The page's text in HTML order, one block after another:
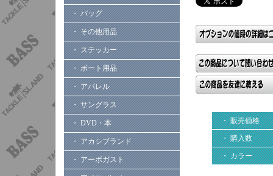
・ バッグ
・ その他用品
・ ステッカー
・ ボート用品
・ アパレル
・ サングラス
・ DVD・本
・ アカシブランド
・ アーボガスト
・ 販売価格
・ 購入数
・ カラー